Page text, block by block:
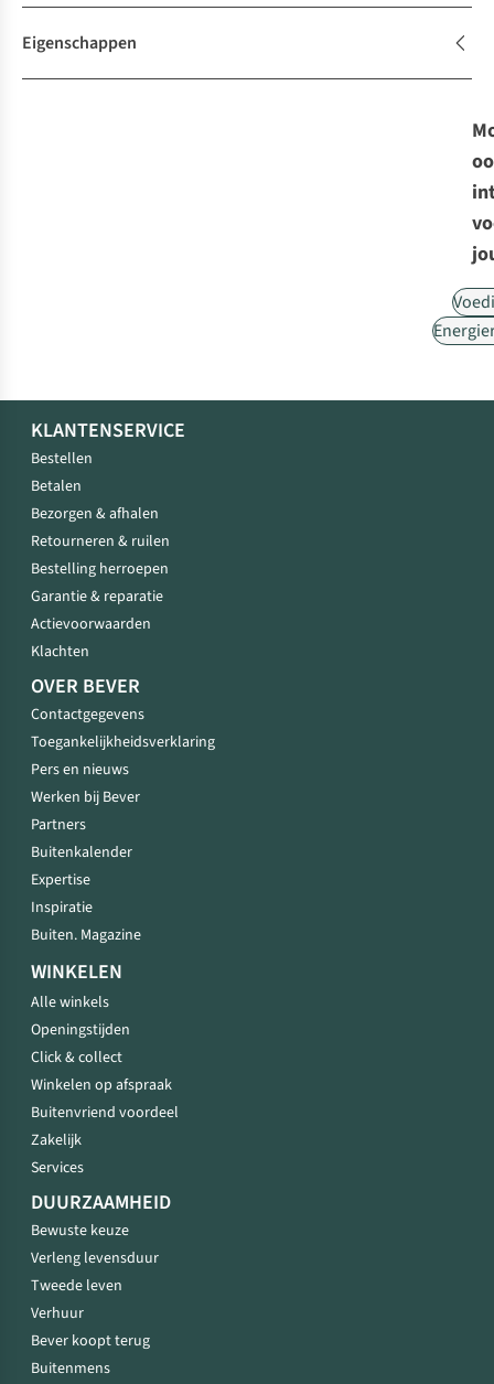
Eigenschappen
KLANTENSERVICE
Bestellen
Betalen
Bezorgen & afhalen
Retourneren & ruilen
Bestelling herroepen
Garantie & reparatie
Actievoorwaarden
Klachten
OVER BEVER
Contactgegevens
Toegankelijkheidsverklaring
Pers en nieuws
Werken bij Bever
Partners
Buitenkalender
Expertise
Inspiratie
Buiten. Magazine
WINKELEN
Alle winkels
Openingstijden
Click & collect
Winkelen op afspraak
Buitenvriend voordeel
Zakelijk
Services
DUURZAAMHEID
Bewuste keuze
Verleng levensduur
Tweede leven
Verhuur
Bever koopt terug
Buitenmens